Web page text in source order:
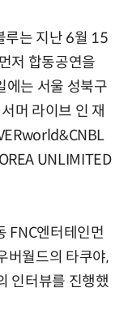
루는 지난 6월 15
저 합동공연을
에는 서울 성북구
머 라이브 인 재
UNLIMITED
FNC엔터테인먼
버월드의 타쿠야,
인터뷰를 진행했